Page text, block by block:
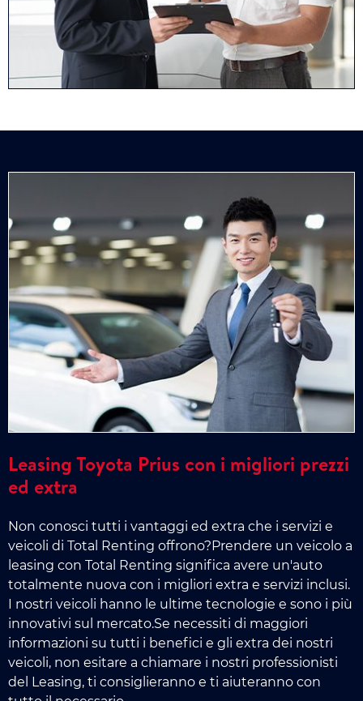
Leasing Toyota Prius con i migliori prezzi
ed extra
Non conosci tutti i vantaggi ed extra che i servizi e
veicoli di Total Renting offrono?Prendere un veicolo a
leasing con Total Renting significa avere un'auto
totalmente nuova con i migliori extra e servizi inclusi.
I nostri veicoli hanno le ultime tecnologie e sono i più
innovativi sul mercato.Se necessiti di maggiori
informazioni su tutti i benefici e gli extra dei nostri
veicoli, non esitare a chiamare i nostri professionisti
del Leasing, ti consiglieranno e ti aiuteranno con